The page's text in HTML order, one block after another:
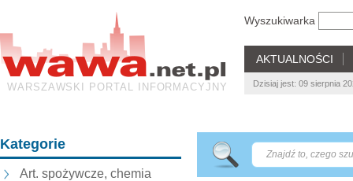
WARSZAWSKI PORTAL INFORMACYJNY
Wyszukiwarka
AKTUALNOŚCI
Dzisiaj jest: 09 sierpnia
Kategorie
Art. spożywcze, chemia